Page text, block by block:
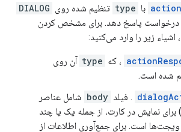
با type تنظیم شده روی DIALOG
درخواست پاسخ دهد. برای مشخص کردن
زیر را وارد می‌کنید:
، که type آن روی
شده است.
. فیلد body شامل عناصر
ویجت‌ها است. برای جمع‌آوری اطلاعات از